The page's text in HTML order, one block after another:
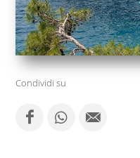
Condividi su